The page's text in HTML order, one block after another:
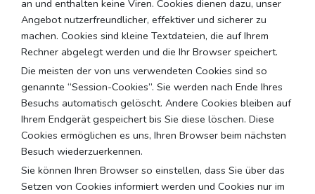
an und enthalten keine Viren. Cookies dienen dazu, unser
Angebot nutzerfreundlicher, effektiver und sicherer zu
machen. Cookies sind kleine Textdateien, die auf Ihrem
Rechner abgelegt werden und die Ihr Browser speichert.
Die meisten der von uns verwendeten Cookies sind so
genannte “Session-Cookies”. Sie werden nach Ende Ihres
Besuchs automatisch gelöscht. Andere Cookies bleiben auf
Ihrem Endgerät gespeichert bis Sie diese löschen. Diese
Cookies ermöglichen es uns, Ihren Browser beim nächsten
Besuch wiederzuerkennen.
Sie können Ihren Browser so einstellen, dass Sie über das
Setzen von Cookies informiert werden und Cookies nur im